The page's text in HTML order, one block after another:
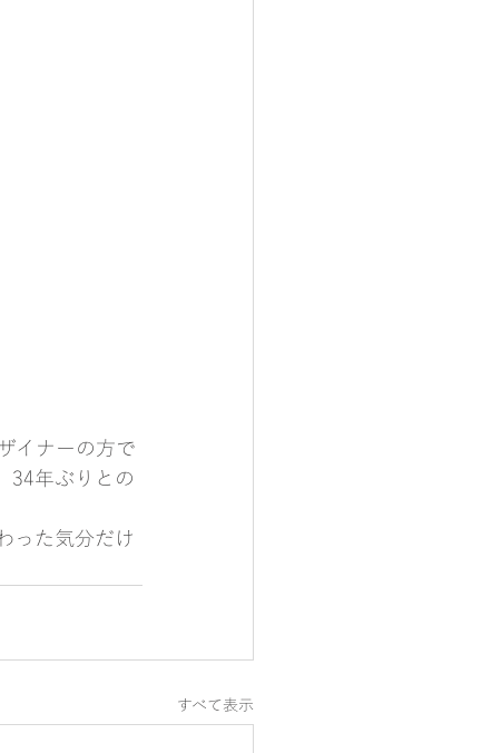
イナーの方で
34年ぶりとの
った気分だけ
すべて表示